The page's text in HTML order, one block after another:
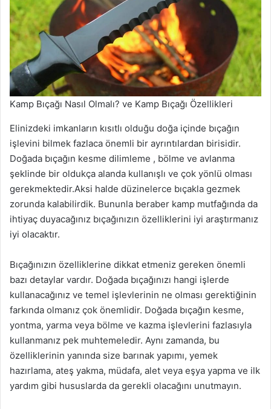
Kamp Bıçağı Nasıl Olmalı? ve Kamp Bıçağı Özellikleri
Elinizdeki imkanların kısıtlı olduğu doğa içinde bıçağın
işlevini bilmek fazlaca önemli bir ayrıntılardan birisidir.
Doğada bıçağın kesme dilimleme , bölme ve avlanma
şeklinde bir oldukça alanda kullanışlı ve çok yönlü olması
gerekmektedir.Aksi halde düzinelerce bıçakla gezmek
zorunda kalabilirdik. Bununla beraber kamp mutfağında da
ihtiyaç duyacağınız bıçağınızın özelliklerini iyi araştırmanız
iyi olacaktır.
Bıçağınızın özelliklerine dikkat etmeniz gereken önemli
bazı detaylar vardır. Doğada bıçağınızı hangi işlerde
kullanacağınız ve temel işlevlerinin ne olması gerektiğinin
farkında olmanız çok önemlidir. Doğada bıçağın kesme,
yontma, yarma veya bölme ve kazma işlevlerini fazlasıyla
kullanmanız pek muhtemeledir. Aynı zamanda, bu
özelliklerinin yanında size barınak yapımı, yemek
hazırlama, ateş yakma, müdafa, alet veya eşya yapma ve ilk
yardım gibi hususlarda da gerekli olacağını unutmayın.